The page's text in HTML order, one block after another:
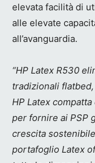
elevata facilità di
alle elevate
all’avanguardia.
“HP Latex R530
tradizionali
HP Latex
per fornire ai PSP
crescita
portafoglio Latex